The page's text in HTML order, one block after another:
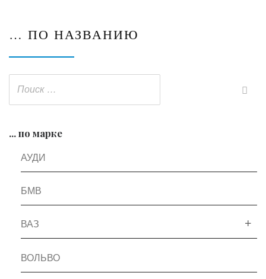
… ПО НАЗВАНИЮ
... по марке
АУДИ
БМВ
ВАЗ
ВОЛЬВО